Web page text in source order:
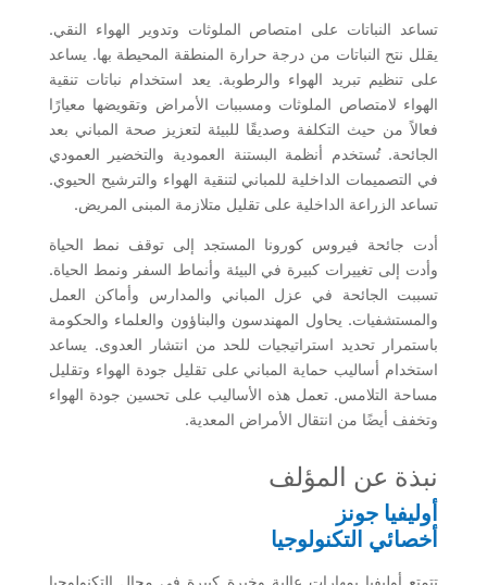
تساعد النباتات على امتصاص الملوثات وتدوير الهواء النقي.
يقلل نتح النباتات من درجة حرارة المنطقة المحيطة بها. يساعد
على تنظيم تبريد الهواء والرطوبة. يعد استخدام نباتات تنقية
الهواء لامتصاص الملوثات ومسببات الأمراض وتقويضها معيارًا
فعالاً من حيث التكلفة وصديقًا للبيئة لتعزيز صحة المباني بعد
الجائحة. تُستخدم أنظمة البستنة العمودية والتخضير العمودي
في التصميمات الداخلية للمباني لتنقية الهواء والترشيح الحيوي.
تساعد الزراعة الداخلية على تقليل متلازمة المبنى المريض.
أدت جائحة فيروس كورونا المستجد إلى توقف نمط الحياة
وأدت إلى تغييرات كبيرة في البيئة وأنماط السفر ونمط الحياة.
تسببت الجائحة في عزل المباني والمدارس وأماكن العمل
والمستشفيات. يحاول المهندسون والبناؤون والعلماء والحكومة
باستمرار تحديد استراتيجيات للحد من انتشار العدوى. يساعد
استخدام أساليب حماية المباني على تقليل جودة الهواء وتقليل
مساحة التلامس. تعمل هذه الأساليب على تحسين جودة الهواء
وتخفف أيضًا من انتقال الأمراض المعدية.
نبذة عن المؤلف
أوليفيا جونز
أخصائي التكنولوجيا
تتمتع أوليفيا بمهارات عالية وخبرة كبيرة في مجال التكنولوجيا